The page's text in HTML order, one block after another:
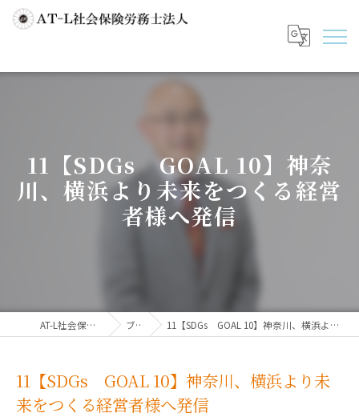
11【SDGs GOAL 10】神奈
川、横浜より未来をつくる経営
者様へ発信
AT-L社会保険労務士法人 ブログ 11【SDGs GOAL 10】神奈川、横浜より未来をつくる経営者様へ発信
11【SDGs GOAL 10】神奈川、横浜より未
来をつくる経営者様へ発信